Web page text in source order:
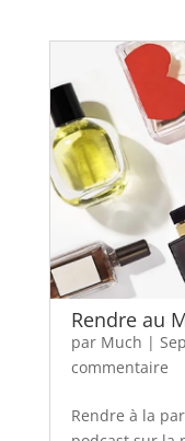
Rendre au
par Much |
commentaire
Rendre à la